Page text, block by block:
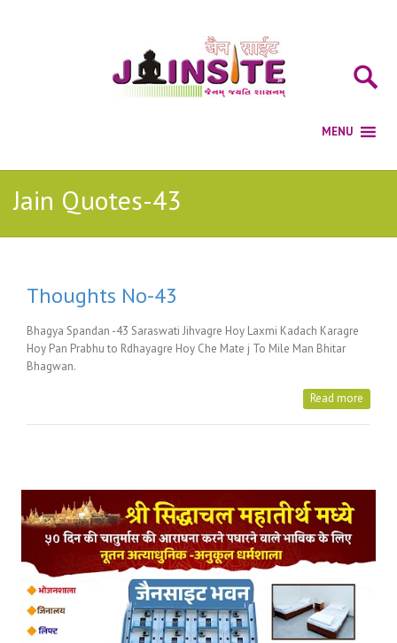
Jain Quotes-43
Thoughts No-43
Bhagya Spandan -43 Saraswati Jihvagre Hoy Laxmi Kadach Karagre
Hoy Pan Prabhu to Rdhayagre Hoy Che Mate j To Mile Man Bhitar
Bhagwan.
Read more